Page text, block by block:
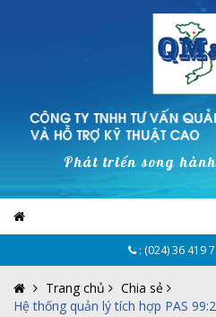
Phát triển song
: (024) 36 419
Trang chủ
Chia sẻ
Hệ thống quản lý tích hợp PAS